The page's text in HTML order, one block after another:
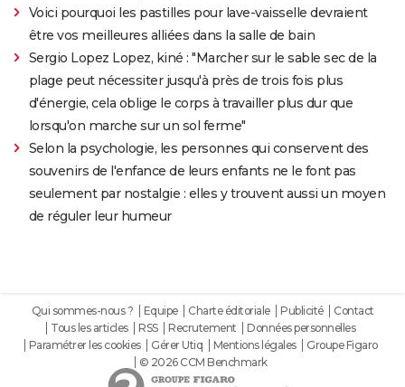
Voici pourquoi les pastilles pour lave-vaisselle devraient
être vos meilleures alliées dans la salle de bain
Sergio Lopez Lopez, kiné : "Marcher sur le sable sec de la
plage peut nécessiter jusqu'à près de trois fois plus
d'énergie, cela oblige le corps à travailler plus dur que
lorsqu'on marche sur un sol ferme"
Selon la psychologie, les personnes qui conservent des
souvenirs de l'enfance de leurs enfants ne le font pas
seulement par nostalgie : elles y trouvent aussi un moyen
de réguler leur humeur
Qui sommes-nous ? Equipe Charte éditoriale Publicité
Contact
Tous les articles
RSS Recrutement
Données personnelles
Paramétrer les cookies
Gérer Utiq Mentions légales
Groupe Figaro
© 2026 CCM Benchmark